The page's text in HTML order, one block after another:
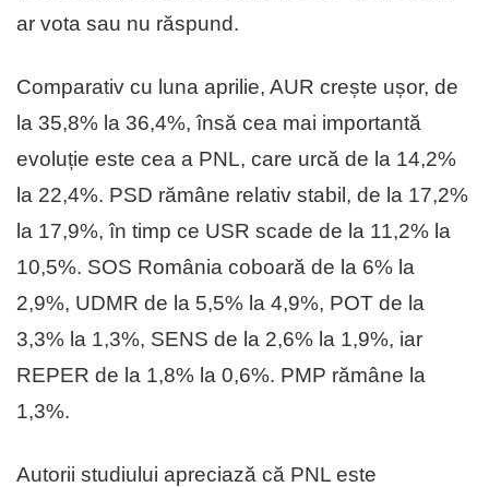
ar vota sau nu răspund.
Comparativ cu luna aprilie, AUR crește ușor, de
la 35,8% la 36,4%, însă cea mai importantă
evoluție este cea a PNL, care urcă de la 14,2%
la 22,4%. PSD rămâne relativ stabil, de la 17,2%
la 17,9%, în timp ce USR scade de la 11,2% la
10,5%. SOS România coboară de la 6% la
2,9%, UDMR de la 5,5% la 4,9%, POT de la
3,3% la 1,3%, SENS de la 2,6% la 1,9%, iar
REPER de la 1,8% la 0,6%. PMP rămâne la
1,3%.
Autorii studiului apreciază că PNL este